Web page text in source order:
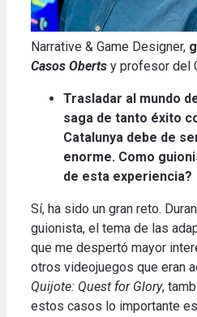
Narrative & Game Designer,
Casos Oberts y profesor del
Trasladar al mundo
saga de tanto éxito
Catalunya debe de
enorme. Como
de esta experiencia?
Sí, ha sido un gran reto.
guionista, el tema de las
que me despertó mayor
otros videojuegos que eran
Quijote: Quest for Glory,
estos casos lo importante